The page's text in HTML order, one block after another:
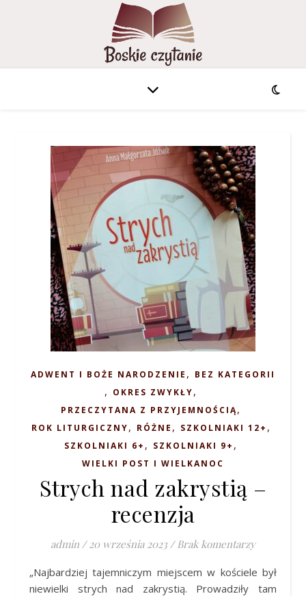
ADWENT I BOŻE NARODZENIE , BEZ KATEGORII
, OKRES ZWYKŁY,
PRZECZYTANA Z PRZYJEMNOŚCIĄ,
ROK LITURGICZNY, RÓŻNE , SZKOLNIAKI 12+ ,
SZKOLNIAKI 6+ , SZKOLNIAKI 9+ ,
WIELKI POST I WIELKANOC
Strych nad zakrystią –
recenzja
admin / 20 września 2023 / Brak komentarzy
„Najbardziej tajemniczym miejscem w kościele był
niewielki strych nad zakrystią. Prowadziły tam